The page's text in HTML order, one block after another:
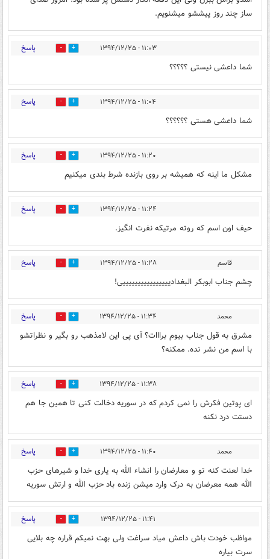
ساز چند روز پیششو میشنویم.
۱۱:۰۳ - ۱۳۹۴/۱۲/۲۵ 0 پاسخ
شما داعشی نیستی ؟؟؟؟؟
۱۱:۰۴ - ۱۳۹۴/۱۲/۲۵ 0 پاسخ
شما داعشی هستی ؟؟؟؟؟؟
۱۱:۲۰ - ۱۳۹۴/۱۲/۲۵ 0 پاسخ
مشکل ما اینه که همیشه بر روی بازنده شرط بندی میکنیم
۱۱:۲۴ - ۱۳۹۴/۱۲/۲۵ 0 پاسخ
حیف اون اسم که روته مرتیکه نفرت انگیز.
قاسم ۱۱:۲۸ - ۱۳۹۴/۱۲/۲۵ 0 پاسخ
چشم جناب ابوبکر البغدادییییییییییییییییی!
محمد ۱۱:۳۴ - ۱۳۹۴/۱۲/۲۵ 0 پاسخ
مشرق به قول جناب بیوم برااات؟ آی پی این لامذهب رو بگیر و نظراتشو
با اسم من نشر نده. ممکنه؟
۱۱:۳۸ - ۱۳۹۴/۱۲/۲۵ 0 پاسخ
ای پوتین فکرش را نمی کردم که در سوریه دخالت کنی تا همین جا هم
دستت درد نکنه
محمد ۱۱:۴۰ - ۱۳۹۴/۱۲/۲۵ 0 پاسخ
خدا لعنت کنه تو و معارضان را انشاء الله به یاری خدا و شیرهای حزب
الله همه معرضان به درک وارد میشن زنده باد حزب الله و ارتش سوریه
۱۱:۴۱ - ۱۳۹۴/۱۲/۲۵ 0 پاسخ
مواظب خودت باش داعش میاد سراغت ولی بهت نمیکم قراره چه بلایی
سرت بیاره